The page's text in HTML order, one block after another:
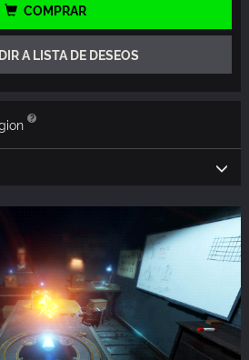
COMPRAR
A LISTA DE DESEOS